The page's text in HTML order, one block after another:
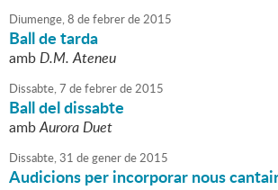
Diumenge,8 defebrerde2015
Ball de tarda
ambD.M. Ateneu
Dissabte,7 defebrerde2015
Ball del dissabte
ambAurora Duet
Dissabte,31 degenerde2015
Audicions per incorporar nous